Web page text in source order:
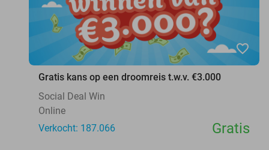
favorite_border
Gratis kans op een droomreis t.w.v. €3.000
Social Deal Win
Online
Verkocht: 187.066
Gratis